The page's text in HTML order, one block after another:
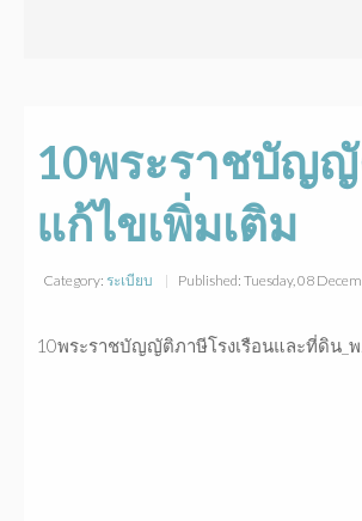
10พระราชบัญญั
แก้ไขเพิ่มเติม
Category: ระเบียบ Published: Tuesday, 08
10พระราชบัญญัติภาษีโรงเรือนและที่ดิน_